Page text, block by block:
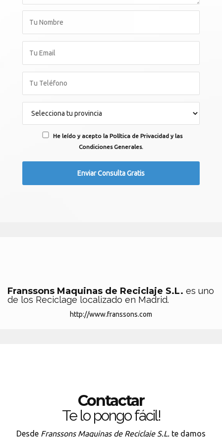
He leído y acepto la Política de Privacidad y las
Condiciones Generales.
Franssons Maquinas de Reciclaje S.L. es uno
de los Reciclage localizado en Madrid.
http://www.franssons.com
Contactar
Te lo pongo fácil!
Desde Franssons Maquinas de Reciclaje S.L. te damos